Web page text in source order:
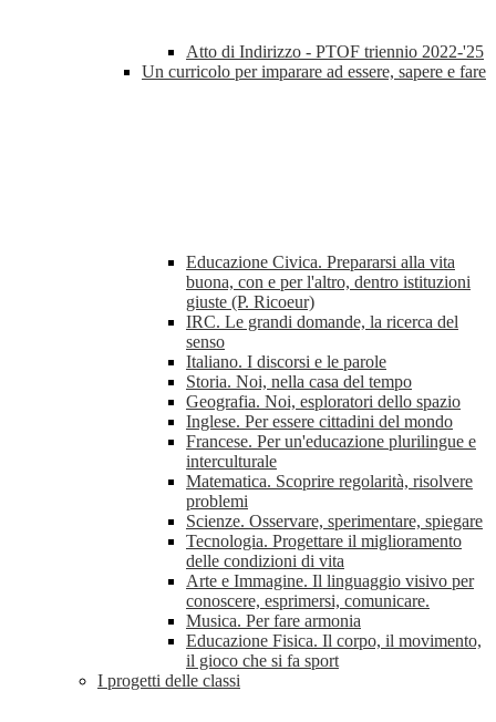
Atto di Indirizzo - PTOF triennio 2022-'25
Un curricolo per imparare ad essere, sapere e fare
Educazione Civica. Prepararsi alla vita
buona, con e per l'altro, dentro istituzioni
giuste (P. Ricoeur)
IRC. Le grandi domande, la ricerca del
senso
Italiano. I discorsi e le parole
Storia. Noi, nella casa del tempo
Geografia. Noi, esploratori dello spazio
Inglese. Per essere cittadini del mondo
Francese. Per un'educazione plurilingue e
interculturale
Matematica. Scoprire regolarità, risolvere
problemi
Scienze. Osservare, sperimentare, spiegare
Tecnologia. Progettare il miglioramento
delle condizioni di vita
Arte e Immagine. Il linguaggio visivo per
conoscere, esprimersi, comunicare.
Musica. Per fare armonia
Educazione Fisica. Il corpo, il movimento,
il gioco che si fa sport
I progetti delle classi